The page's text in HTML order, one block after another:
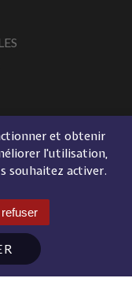
et obtenir
l'utilisation,
souhaitez activer.
refuser